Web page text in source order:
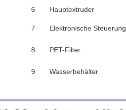
6 Hauptextruder
7 Elektronische Steuerung
8 PET-Filter
9 Wasserbehälter